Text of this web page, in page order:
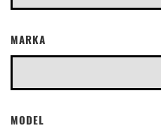
MARKA
MODEL